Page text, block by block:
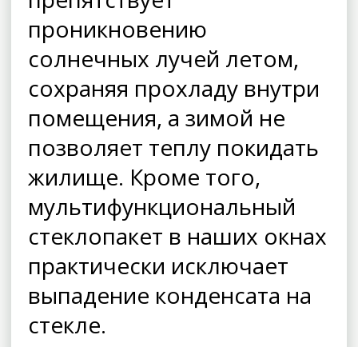
проникновению
солнечных лучей летом,
сохраняя прохладу внутри
помещения, а зимой не
позволяет теплу покидать
жилище. Кроме того,
мультифункциональный
стеклопакет в наших окнах
практически исключает
выпадение конденсата на
стекле.